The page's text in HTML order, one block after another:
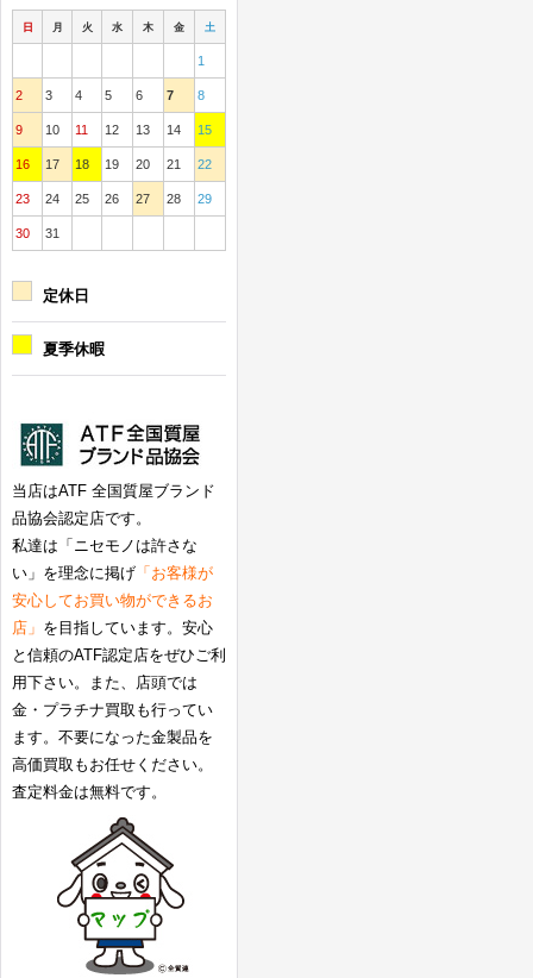
日 月 火 水 木 金 土
1
2 3 4 5 6 7 8
9 10 11 12 13 14 15
16 17 18 19 20 21 22
23 24 25 26 27 28 29
30 31
定休日
夏季休暇
当店はATF 全国質屋ブランド
品協会認定店です。
私達は「ニセモノは許さな
い」を理念に掲げ 「お客様が
安心してお買い物ができるお
店」 を目指しています。安心
と信頼のATF認定店をぜひご利
用下さい。また、店頭では
金・プラチナ買取も行ってい
ます。不要になった金製品を
高価買取もお任せください。
査定料金は無料です。